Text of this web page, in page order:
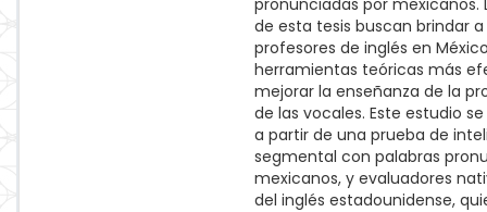
pronunciadas por mexicanos.
de esta tesis buscan brindar a
profesores de inglés en
herramientas teóricas más
mejorar la enseñanza de la
de las vocales. Este estudio
a partir de una prueba de
segmental con palabras
mexicanos, y evaluadores
del inglés estadounidense,